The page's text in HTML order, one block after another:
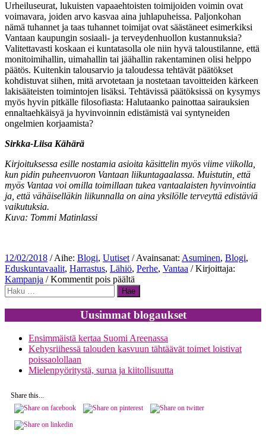
Urheiluseurat, lukuisten vapaaehtoisten toimijoiden voimin ovat
voimavara, joiden arvo kasvaa aina juhlapuheissa. Paljonkohan
nämä tuhannet ja taas tuhannet toimijat ovat säästäneet esimerkiksi
Vantaan kaupungin sosiaali- ja terveydenhuollon kustannuksia?
Valitettavasti koskaan ei kuntatasolla ole niin hyvä taloustilanne, että
monitoimihallin, uimahallin tai jäähallin rakentaminen olisi helppo
päätös. Kuitenkin talousarvio ja taloudessa tehtävät päätökset
kohdistuvat siihen, mitä arvotetaan ja nostetaan tavoitteiden kärkeen
lakisääteisten toimintojen lisäksi. Tehtävissä päätöksissä on kysymys
myös hyvin pitkälle filosofiasta: Halutaanko painottaa sairauksien
ennaltaehkäisyä ja hyvinvoinnin edistämistä vai syntyneiden
ongelmien korjaamista?
Sirkka-Liisa Kähärä
Kirjoituksessa esille nostamia asioita käsittelin myös viime viikolla,
kun pidin puheenvuoron Vantaan liikuntagaalassa. Muistutin, että
myös Vantaa voi omilla toimillaan tukea vantaalaisten hyvinvointia
ja, että vähäiselläkin liikunnalla on aina yksilölle terveyttä edistäviä
vaikutuksia.
Kuva: Tommi Matinlassi
12/02/2018 / Aihe: Blogi, Uutiset / Avainsanat: Asuminen, Blogi,
Eduskuntavaalit, Harrastus, Lähiö, Perhe, Vantaa / Kirjoittaja:
Kampanja /Kommentit pois päältä
Kaupunkisuunnittelulla
voidaan
luoda
innostavia
Haku:
Uusimmat blogaukset
Ensimmäistä kertaa Suomi Areenassa
Kehysriihessä talouden kasvuun tähtäävät toimet loistivat
poissaolollaan
Mielenpyöritystä, surua ja kiitollisuutta
Share this...